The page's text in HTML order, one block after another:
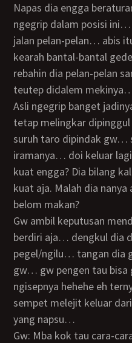
Napas dia engga beraturan dikuping gw… mekinya
ngegrip dalam posisi
jalan pelan-pelan… abis
kearah bantal-bantal
rebahin dia pelan-pelan
teutep didalem
asli ngegrip banget jadinya entah kenapa. Kakinya dia
tetap melingkar
suruh taro dipindak gw…
iramanya… doi keluar
kuat engga? Dia bilang
kuat aja. Malah dia nanya
belom makan?
Gw ambil keputusan mending gw diisepin sambil
berdiri aja… dengkul dia
pegel/ngilu… tangan dia
gw… gw pengen tau
ngisepnya hehehe eh
sempet melejit keluar
yang napsu…
Gw: Mba kok tau cara-cara enakin cowo? Tau dari